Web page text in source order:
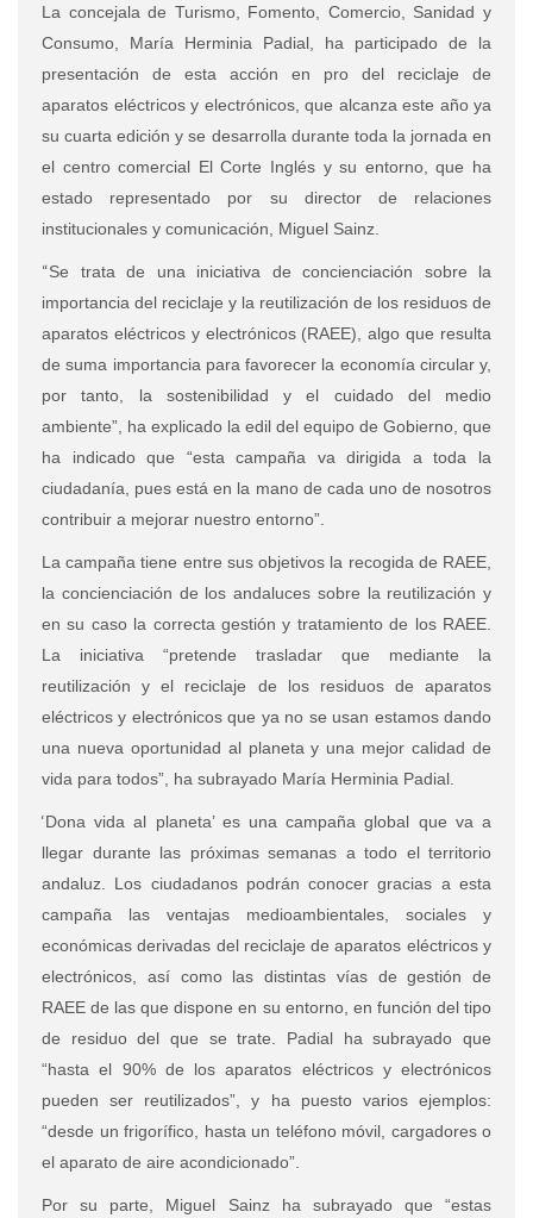
La concejala de Turismo, Fomento, Comercio, Sanidad y
Consumo, María Herminia Padial, ha participado de la
presentación de esta acción en pro del reciclaje de
aparatos eléctricos y electrónicos, que alcanza este año ya
su cuarta edición y se desarrolla durante toda la jornada en
el centro comercial El Corte Inglés y su entorno, que ha
estado representado por su director de relaciones
institucionales y comunicación, Miguel Sainz.
“Se trata de una iniciativa de concienciación sobre la
importancia del reciclaje y la reutilización de los residuos de
aparatos eléctricos y electrónicos (RAEE), algo que resulta
de suma importancia para favorecer la economía circular y,
por tanto, la sostenibilidad y el cuidado del medio
ambiente”, ha explicado la edil del equipo de Gobierno, que
ha indicado que “esta campaña va dirigida a toda la
ciudadanía, pues está en la mano de cada uno de nosotros
contribuir a mejorar nuestro entorno”.
La campaña tiene entre sus objetivos la recogida de RAEE,
la concienciación de los andaluces sobre la reutilización y
en su caso la correcta gestión y tratamiento de los RAEE.
La iniciativa “pretende trasladar que mediante la
reutilización y el reciclaje de los residuos de aparatos
eléctricos y electrónicos que ya no se usan estamos dando
una nueva oportunidad al planeta y una mejor calidad de
vida para todos”, ha subrayado María Herminia Padial.
‘Dona vida al planeta’ es una campaña global que va a
llegar durante las próximas semanas a todo el territorio
andaluz. Los ciudadanos podrán conocer gracias a esta
campaña las ventajas medioambientales, sociales y
económicas derivadas del reciclaje de aparatos eléctricos y
electrónicos, así como las distintas vías de gestión de
RAEE de las que dispone en su entorno, en función del tipo
de residuo del que se trate. Padial ha subrayado que
“hasta el 90% de los aparatos eléctricos y electrónicos
pueden ser reutilizados”, y ha puesto varios ejemplos:
“desde un frigorífico, hasta un teléfono móvil, cargadores o
el aparato de aire acondicionado”.
Por su parte, Miguel Sainz ha subrayado que “estas